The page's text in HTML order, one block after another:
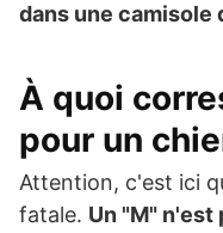
dans une camisole
À quoi
pour un
Attention, c'est ici
fatale. Un "M" n'est